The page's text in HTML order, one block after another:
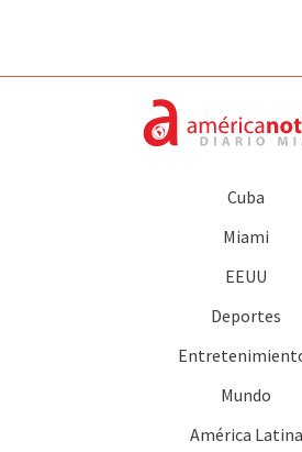
Cuba
Miami
EEUU
Deportes
Mundo
América Latina